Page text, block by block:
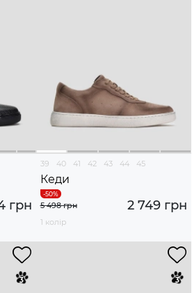
грн
39 40 41 42 43 44 45
Кеди
2 749 грн
5 498 грн
1 колір